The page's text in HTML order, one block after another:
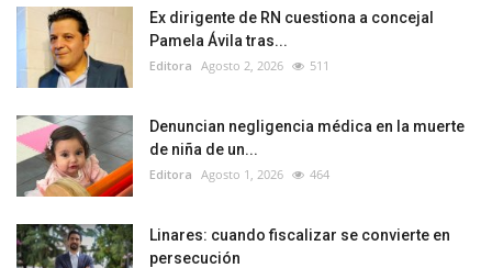
Ex dirigente de RN cuestiona a concejal
Pamela Ávila tras...
Editora Agosto 2, 2026 511
Denuncian negligencia médica en la muerte
de niña de un...
Editora Agosto 1, 2026 464
Linares: cuando fiscalizar se convierte en
persecución